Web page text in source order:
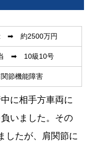
➡ 約2500万円
➡ 10級10号
関節機能障害
に相手方車両に
いました。その
したが、肩関節に